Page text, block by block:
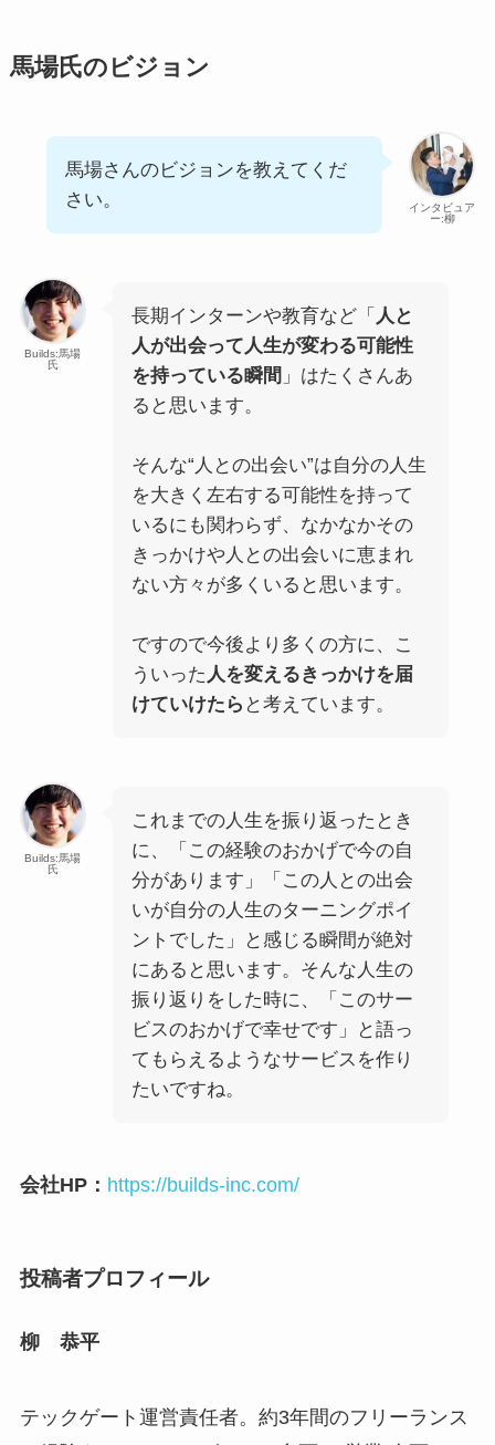
馬場氏のビジョン
インタビュア
ー:柳
馬場さんのビジョンを教えてくだ
さい。
Builds:馬場
氏
長期インターンや教育など「 人と
人が出会って人生が変わる可能性
を持っている瞬間 」はたくさんあ
ると思います。
そんな“人との出会い”は自分の人生
を大きく左右する可能性を持って
いるにも関わらず、なかなかその
きっかけや人との出会いに恵まれ
ない方々が多くいると思います。
ですので今後より多くの方に、こ
ういった 人を変えるきっかけを届
けていけたら と考えています。
Builds:馬場
氏
これまでの人生を振り返ったとき
に、「この経験のおかげで今の自
分があります」「この人との出会
いが自分の人生のターニングポイ
ントでした」と感じる瞬間が絶対
にあると思います。そんな人生の
振り返りをした時に、「このサー
ビスのおかげで幸せです」と語っ
てもらえるようなサービスを作り
たいですね。
会社HP： https://builds-inc.com/
投稿者プロフィール
柳 恭平
テックゲート運営責任者。約3年間のフリーランス